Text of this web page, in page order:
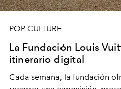
POP CULTURE
La Fundación Louis
itinerario digital
Cada semana, la fundación